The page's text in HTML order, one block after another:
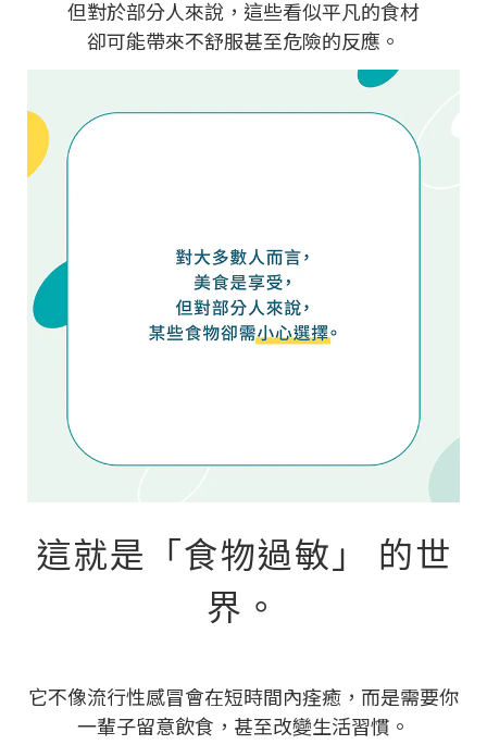
但對於部分人來說，這些看似平凡的食材
卻可能帶來不舒服甚至危險的反應。
這就是「食物過敏」 的世
界。
它不像流行性感冒會在短時間內痊癒，而是需要你
一輩子留意飲食，甚至改變生活習慣。